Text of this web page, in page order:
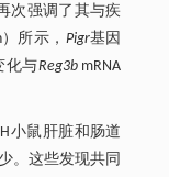
次强调了其与疾
所示， Pigr基因
化与Reg3bmRNA
小鼠肝脏和肠道
。这些发现共同